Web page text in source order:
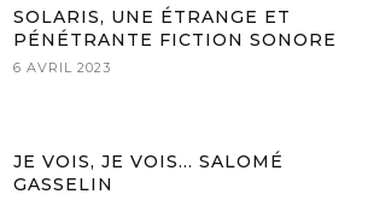
SOLARIS, UNE ÉTRANGE ET
PÉNÉTRANTE FICTION SONORE
6 AVRIL 2023
JE VOIS, JE VOIS… SALOMÉ
GASSELIN